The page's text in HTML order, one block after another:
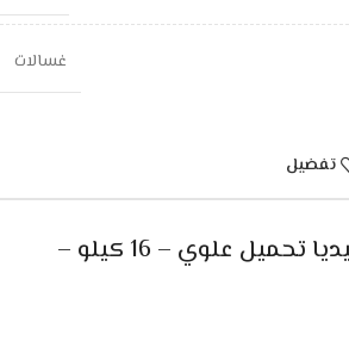
غسالات
تفضيل
مواصفات غسالة ميديا تحميل علوي – 16 كيلو –